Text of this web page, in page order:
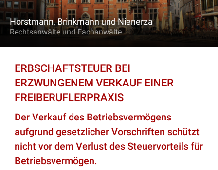
Horstmann, Brinkmann und Nienerza
Rechtsanwälte und Fachanwälte
ERBSCHAFTSTEUER BEI
ERZWUNGENEM VERKAUF EINER
FREIBERUFLERPRAXIS
Der Verkauf des Betriebsvermögens
aufgrund gesetzlicher Vorschriften schützt
nicht vor dem Verlust des Steuervorteils für
Betriebsvermögen.